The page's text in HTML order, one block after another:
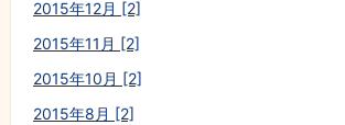
2015年12月 [2]
2015年11月 [2]
2015年10月 [2]
2015年8月 [2]